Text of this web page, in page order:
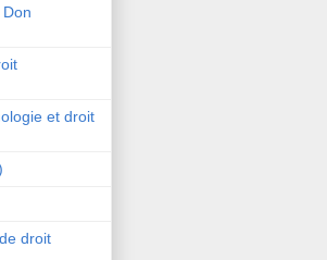
et droit
droit